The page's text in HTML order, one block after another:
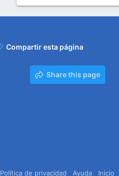
Compartir esta página
Share this page
Política de privacidad Ayuda Inicio